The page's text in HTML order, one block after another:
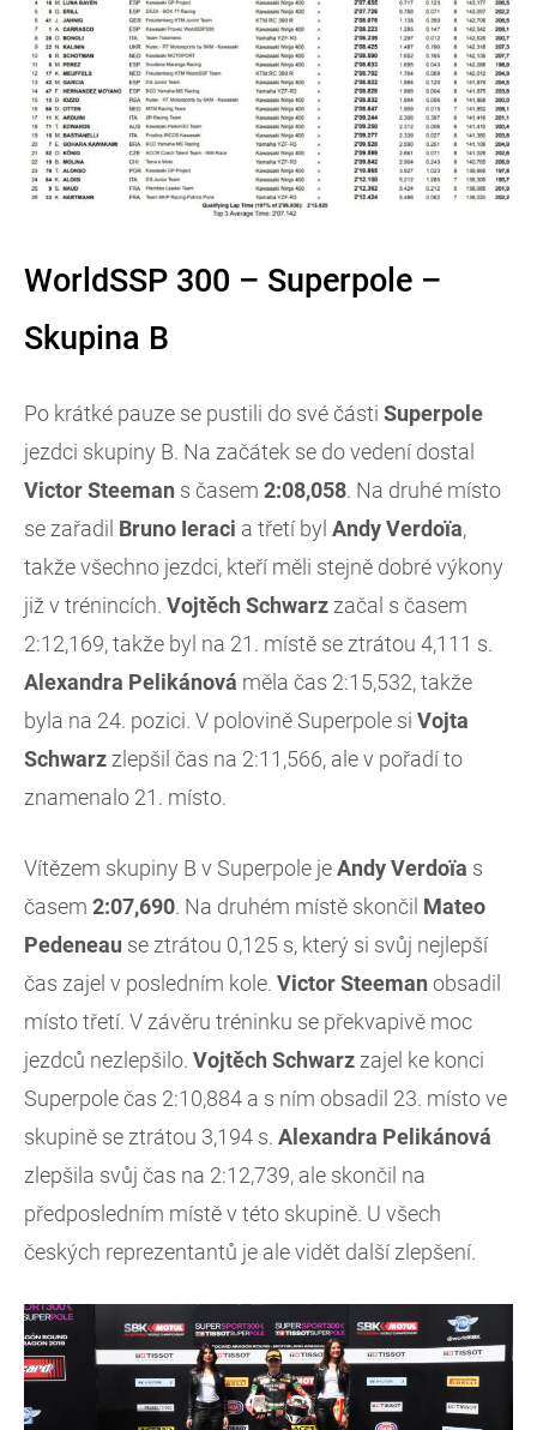
WorldSSP 300 – Superpole –
Skupina B
Po krátké pauze se pustili do své části Superpole
jezdci skupiny B. Na začátek se do vedení dostal
Victor Steeman s časem 2:08,058. Na druhé místo
se zařadil Bruno Ieraci a třetí byl Andy Verdoïa,
takže všechno jezdci, kteří měli stejně dobré výkony
již v trénincích. Vojtěch Schwarz začal s časem
2:12,169, takže byl na 21. místě se ztrátou 4,111 s.
Alexandra Pelikánová měla čas 2:15,532, takže
byla na 24. pozici. V polovině Superpole si Vojta
Schwarz zlepšil čas na 2:11,566, ale v pořadí to
znamenalo 21. místo.
Vítězem skupiny B v Superpole jeAndy Verdoïa s
časem 2:07,690. Na druhém místě skončil Mateo
Pedeneau se ztrátou 0,125 s, který si svůj nejlepší
čas zajel v posledním kole. Victor Steeman obsadil
místo třetí. V závěru tréninku se překvapivě moc
jezdců nezlepšilo. Vojtěch Schwarz zajel ke konci
Superpole čas 2:10,884 a s ním obsadil 23. místo ve
skupině se ztrátou 3,194 s. Alexandra Pelikánová
zlepšila svůj čas na 2:12,739, ale skončil na
předposledním místě v této skupině. U všech
českých reprezentantů je ale vidět další zlepšení.